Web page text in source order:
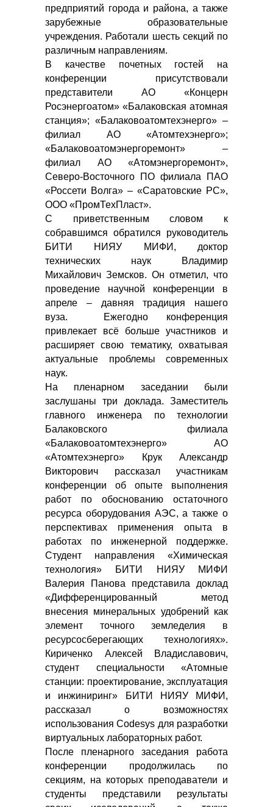
предприятий города и района, а также
зарубежные образовательные
учреждения. Работали шесть секций по
различным направлениям.
В качестве почетных гостей на
конференции присутствовали
представители АО «Концерн
Росэнергоатом» «Балаковская атомная
станция»; «Балаковоатомтехэнерго» –
филиал АО «Атомтехэнерго»;
«Балаковоатомэнергоремонт» –
филиал АО «Атомэнергоремонт»,
Северо-Восточного ПО филиала ПАО
«Россети Волга» – «Саратовские РС»,
ООО «ПромТехПласт».
С приветственным словом к
собравшимся обратился руководитель
БИТИ НИЯУ МИФИ, доктор
технических наук Владимир
Михайлович Земсков. Он отметил, что
проведение научной конференции в
апреле – давняя традиция нашего
вуза. Ежегодно конференция
привлекает всё больше участников и
расширяет свою тематику, охватывая
актуальные проблемы современных
наук.
На пленарном заседании были
заслушаны три доклада. Заместитель
главного инженера по технологии
Балаковского филиала
«Балаковоатомтехэнерго» АО
«Атомтехэнерго» Крук Александр
Викторович рассказал участникам
конференции об опыте выполнения
работ по обоснованию остаточного
ресурса оборудования АЭС, а также о
перспективах применения опыта в
работах по инженерной поддержке.
Студент направления «Химическая
технология» БИТИ НИЯУ МИФИ
Валерия Панова представила доклад
«Дифференцированный метод
внесения минеральных удобрений как
элемент точного земледелия в
ресурсосберегающих технологиях».
Кириченко Алексей Владиславович,
студент специальности «Атомные
станции: проектирование, эксплуатация
и инжиниринг» БИТИ НИЯУ МИФИ,
рассказал о возможностях
использования Сodesys для разработки
виртуальных лабораторных работ.
После пленарного заседания работа
конференции продолжилась по
секциям, на которых преподаватели и
студенты представили результаты